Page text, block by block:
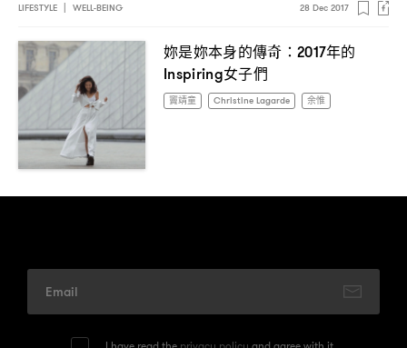
LIFESTYLE WELL-BEING 28 Dec 2017
妳是妳本身的傳奇 ：2017年的
Inspiring女子們
竇靖童 Christine Lagarde 余惟